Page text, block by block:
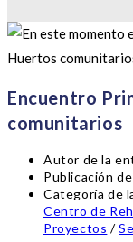
Encuentro
comunitarios
Autor de la
Publicación
Categoría de
Centro de
Proyectos /